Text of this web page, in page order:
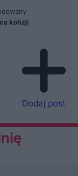
kolizji
Dodaj post